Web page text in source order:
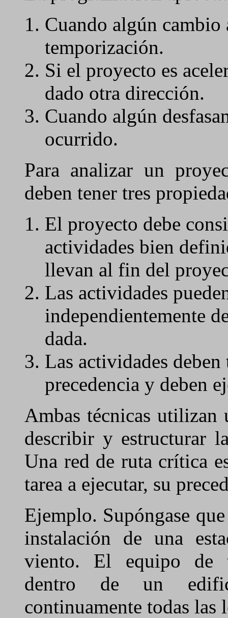
Cuando algún cambio
temporización.
Si el proyecto es
dado otra dirección.
Cuando algún
ocurrido.
Para analizar un
deben tener tres
El proyecto debe
actividades bien
llevan al fin del
Las actividades
independientemente
dada.
Las actividades
precedencia y deben
Ambas técnicas utilizan
describir y estructurar
Una red de ruta crítica
tarea a ejecutar, su
Ejemplo. Supóngase
instalación de una
viento. El equipo de
dentro de un
continuamente todas las